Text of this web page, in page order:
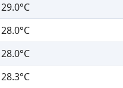
29.0°C
28.0°C
28.0°C
28.3°C